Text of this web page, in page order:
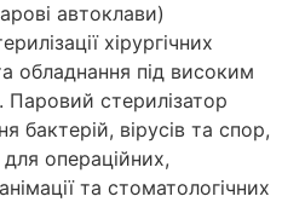
автоклави)
хірургічних
обладнання під високим
стерилізатор
бактерій, вірусів та спор,
операційних,
та стоматологічних